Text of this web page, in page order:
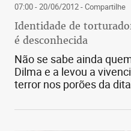
07:00 - 20/06/2012- Compartilhe
Identidade de
é desconhecida
Não se sabe ainda
Dilma e a levou a
terror nos porões da